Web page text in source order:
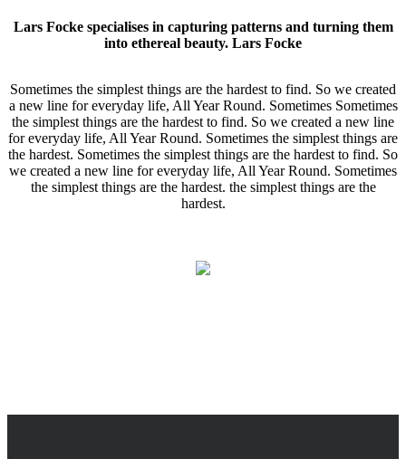
Lars Focke specialises in capturing patterns and turning them
into ethereal beauty. Lars Focke
Sometimes the simplest things are the hardest to find. So we created
a new line for everyday life, All Year Round. Sometimes Sometimes
the simplest things are the hardest to find. So we created a new line
for everyday life, All Year Round. Sometimes the simplest things are
the hardest. Sometimes the simplest things are the hardest to find. So
we created a new line for everyday life, All Year Round. Sometimes
the simplest things are the hardest. the simplest things are the
hardest.